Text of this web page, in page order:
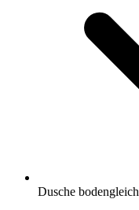
Dusche bodengleich